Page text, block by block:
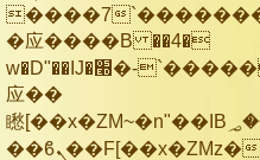
����7
�应����B ��4�
w�D"��IJ�׭�-`������S��9�Dr�ji��EJ߅��gJ�
应��
矁[��x�ZM~�n"��IB؃��!'����Тѕ��+��(m��IK�ʭ�/|
��ϐܢ��F[��x�ZMz�G�� %嬩